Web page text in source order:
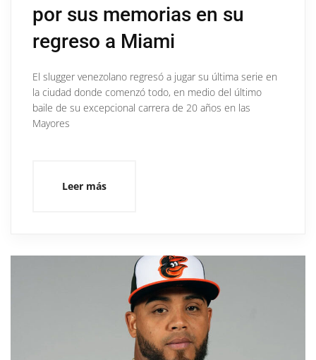
por sus memorias en su
regreso a Miami
El slugger venezolano regresó a jugar su última serie en
la ciudad donde comenzó todo, en medio del último
baile de su excepcional carrera de 20 años en las
Mayores
Leer más